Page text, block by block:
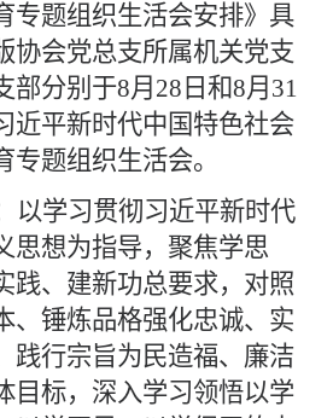
专题组织生活会安排》具
协会党总支所属机关党支
部分别于8月28日和8月31
近平新时代中国特色社会
专题组织生活会。
以学习贯彻习近平新时代
思想为指导，聚焦学思
践、建新功总要求，对照
、锤炼品格强化忠诚、实
践行宗旨为民造福、廉洁
目标，深入学习领悟以学